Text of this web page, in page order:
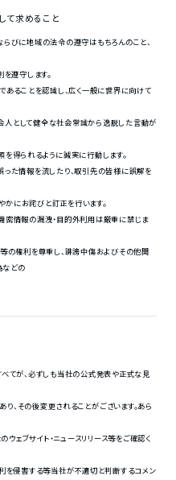
求めること
びに地域の法令の遵守はもちろんのこと、
を遵守します。
ることを認識し、広く一般に世界に向けて
人として健全な社会常識から逸脱した言動が
得られるように誠実に行動します。
た情報を流したり、取引先の皆様に誤解を
かにお詫びと訂正を行います。
情報の漏洩・目的外利用は厳重に禁じま
の権利を尊重し、誹謗中傷およびその他関
などの
てが、必ずしも当社の公式発表や正式な見
、その後変更されることがございます。あら
ェブサイト・ニュースリリース等をご確認く
侵害する等当社が不適切と判断するコメン